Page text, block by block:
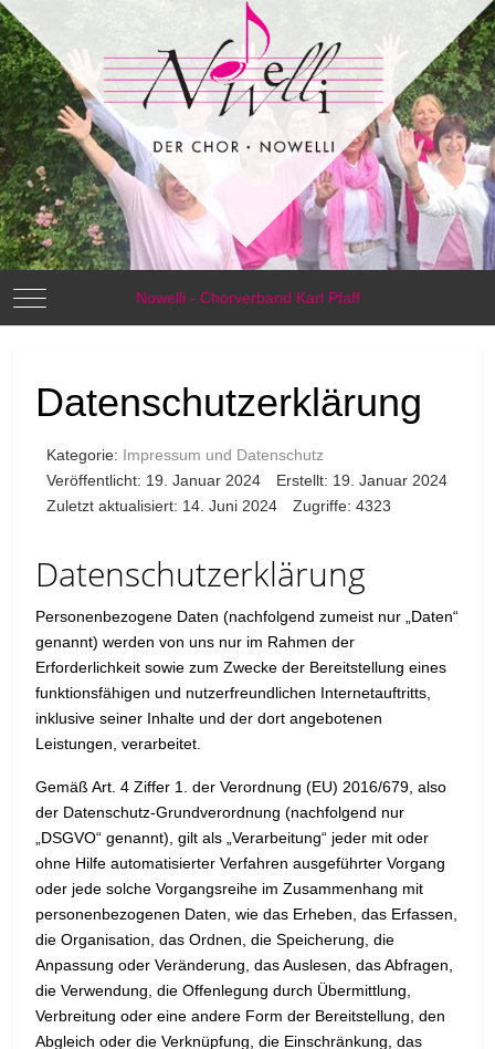
Mobile Menu ToggleNowelli - Chorverband Karl Pfaff
Datenschutzerklärung
Kategorie: Impressum und Datenschutz
Veröffentlicht: 19. Januar 2024
Erstellt: 19. Januar 2024
Zuletzt aktualisiert: 14. Juni 2024
Zugriffe: 4323
Datenschutzerklärung
Personenbezogene Daten (nachfolgend zumeist nur „Daten“
genannt) werden von uns nur im Rahmen der
Erforderlichkeit sowie zum Zwecke der Bereitstellung eines
funktionsfähigen und nutzerfreundlichen Internetauftritts,
inklusive seiner Inhalte und der dort angebotenen
Leistungen, verarbeitet.
Gemäß Art. 4 Ziffer 1. der Verordnung (EU) 2016/679, also
der Datenschutz-Grundverordnung (nachfolgend nur
„DSGVO“ genannt), gilt als „Verarbeitung“ jeder mit oder
ohne Hilfe automatisierter Verfahren ausgeführter Vorgang
oder jede solche Vorgangsreihe im Zusammenhang mit
personenbezogenen Daten, wie das Erheben, das Erfassen,
die Organisation, das Ordnen, die Speicherung, die
Anpassung oder Veränderung, das Auslesen, das Abfragen,
die Verwendung, die Offenlegung durch Übermittlung,
Verbreitung oder eine andere Form der Bereitstellung, den
Abgleich oder die Verknüpfung, die Einschränkung, das